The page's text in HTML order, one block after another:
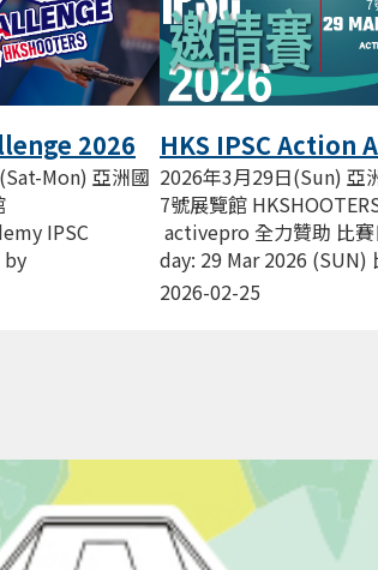
2026
Mon) 亞洲國
IPSC
by
香港
HKS IPSC Action
Mar 2026
2026-02-25
2026年3月29日(Sun) 亞
7號展覽館
activepro 全力贊助 比
day: 29 Mar 2026 (SUN)